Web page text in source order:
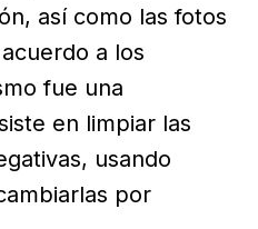
así como las fotos
a los
fue una
en limpiar las
usando
por